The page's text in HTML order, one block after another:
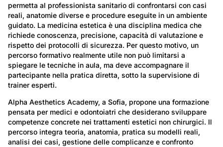
permetta al professionista sanitario di confrontarsi con casi
reali, anatomie diverse e procedure eseguite in un ambiente
guidato. La medicina estetica è una disciplina medica che
richiede conoscenza, precisione, capacità di valutazione e
rispetto dei protocolli di sicurezza. Per questo motivo, un
percorso formativo realmente utile non può limitarsi a
spiegare le tecniche in aula, ma deve accompagnare il
partecipante nella pratica diretta, sotto la supervisione di
trainer esperti.
Alpha Aesthetics Academy, a Sofia, propone una formazione
pensata per medici e odontoiatri che desiderano sviluppare
competenze concrete nei trattamenti estetici non chirurgici. Il
percorso integra teoria, anatomia, pratica su modelli reali,
analisi dei casi, gestione delle complicanze e confronto